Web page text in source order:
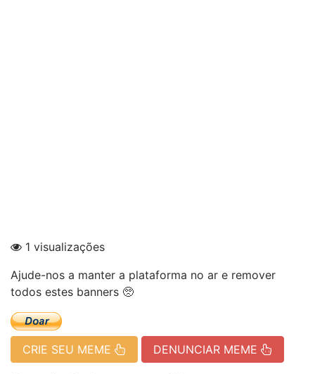
1 visualizações
Ajude-nos a manter a plataforma no ar e remover
todos estes banners 🥺
CRIE SEU MEME DENUNCIAR MEME